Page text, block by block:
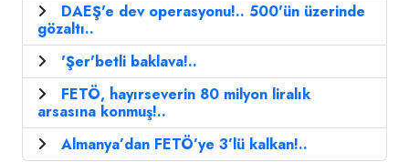
DAEŞ'e dev operasyonu!.. 500'ün üzerinde
gözaltı..
'Şer'betli baklava!..
FETÖ, hayırseverin 80 milyon liralık
arsasına konmuş!..
Almanya’dan FETÖ’ye 3’lü kalkan!..